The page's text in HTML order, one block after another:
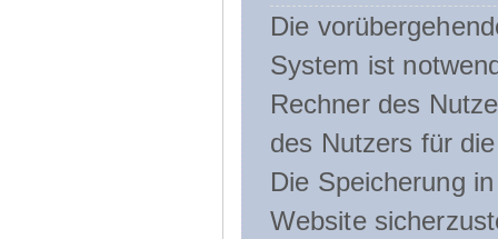
Die
System ist
Rechner des
des Nutzers für
Die Speicherung
Website